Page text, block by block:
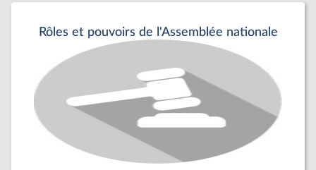
Rôles et pouvoirs de l'Assemblée nationale